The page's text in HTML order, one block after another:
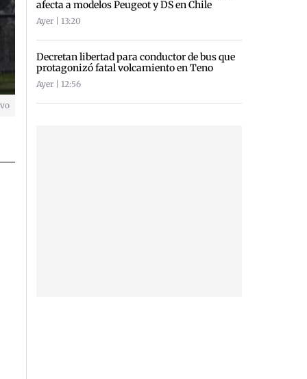
afecta a modelos Peugeot y DS en Chile
Ayer | 13:20
Decretan libertad para conductor de bus que
protagonizó fatal volcamiento en Teno
Ayer | 12:56